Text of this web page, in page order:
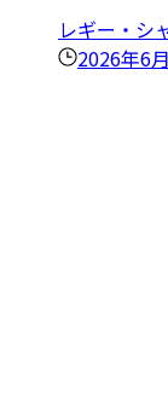
レギー・シ
2026年6